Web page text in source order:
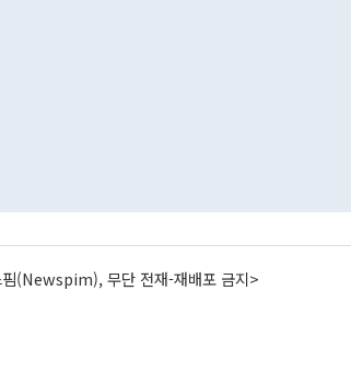
핌(Newspim), 무단 전재-재배포 금지>